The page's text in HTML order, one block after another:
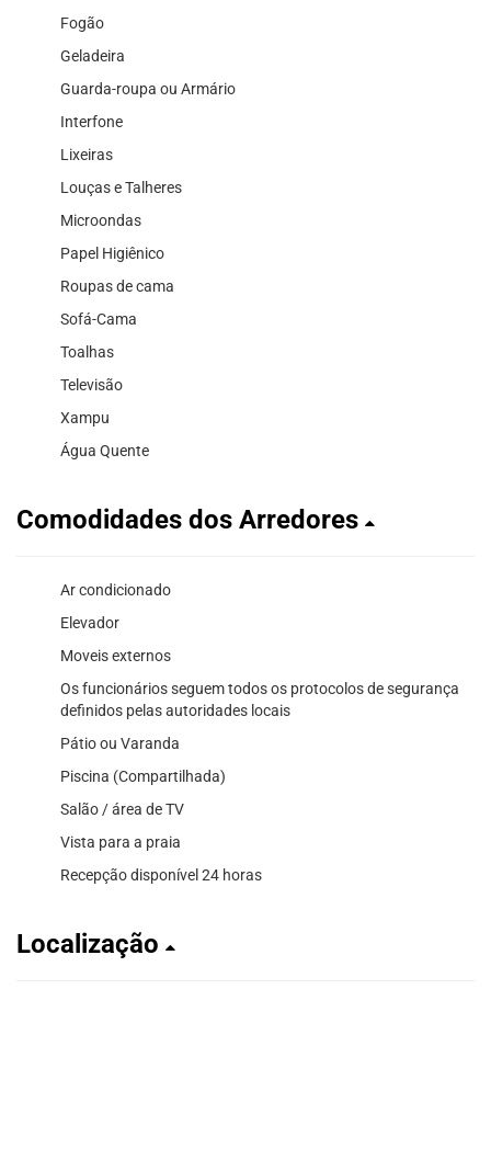
Fogão
Geladeira
Guarda-roupa ou Armário
Interfone
Lixeiras
Louças e Talheres
Microondas
Papel Higiênico
Roupas de cama
Sofá-Cama
Toalhas
Televisão
Xampu
Água Quente
Comodidades dos Arredores
Ar condicionado
Elevador
Moveis externos
Os funcionários seguem todos os protocolos de segurança
definidos pelas autoridades locais
Pátio ou Varanda
Piscina (Compartilhada)
Salão / área de TV
Vista para a praia
Recepção disponível 24 horas
Localização